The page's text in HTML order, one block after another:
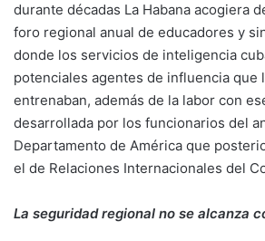
durante décadas La Habana acogiera
foro regional anual de educadores y
donde los servicios de inteligencia
potenciales agentes de influencia que
entrenaban, además de la labor con
desarrollada por los funcionarios del
Departamento de América que
el de Relaciones Internacionales del
La seguridad regional no se alcanza